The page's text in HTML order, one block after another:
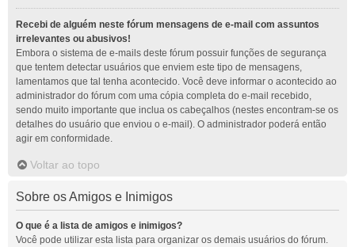
Recebi de alguém neste fórum mensagens de e-mail com assuntos
irrelevantes ou abusivos!
Embora o sistema de e-mails deste fórum possuir funções de segurança
que tentem detectar usuários que enviem este tipo de mensagens,
lamentamos que tal tenha acontecido. Você deve informar o acontecido ao
administrador do fórum com uma cópia completa do e-mail recebido,
sendo muito importante que inclua os cabeçalhos (nestes encontram-se os
detalhes do usuário que enviou o e-mail). O administrador poderá então
agir em conformidade.
Voltar ao topo
Sobre os Amigos e Inimigos
O que é a lista de amigos e inimigos?
Você pode utilizar esta lista para organizar os demais usuários do fórum.